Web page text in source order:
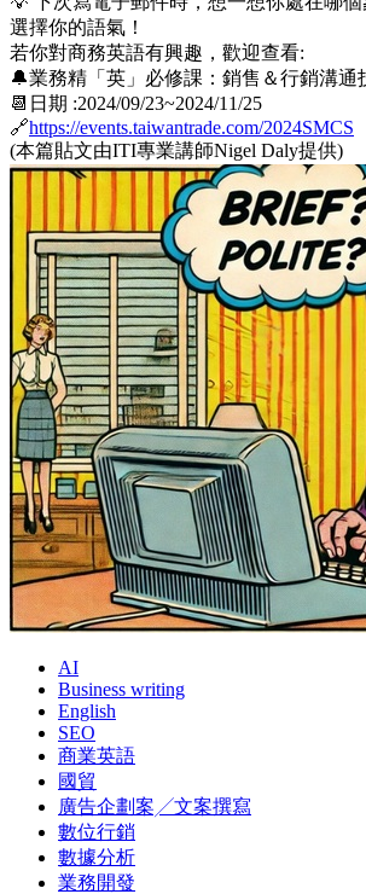
選擇你的語氣！
若你對商務英語有興趣，歡迎查看:
🔔業務精「英」必修課：銷售＆行銷溝通
📆日期 :2024/09/23~2024/11/25
🔗https://events.taiwantrade.com/2024SMCS
(本篇貼文由ITI專業講師Nigel Daly提供)
AI
Business writing
English
SEO
商業英語
國貿
廣告企劃案╱文案撰寫
數位行銷
數據分析
業務開發